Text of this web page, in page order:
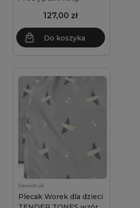
127,00 zł
Do koszyka
Decordruk
Plecak Worek dla dzieci